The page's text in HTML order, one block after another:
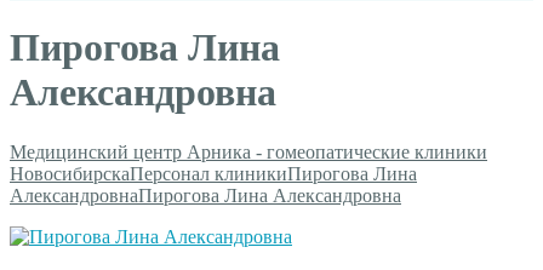
Пирогова Лина
Александровна
Медицинский центр Арника - гомеопатические клиники
НовосибирскаПерсонал клиникиПирогова Лина
АлександровнаПирогова Лина Александровна